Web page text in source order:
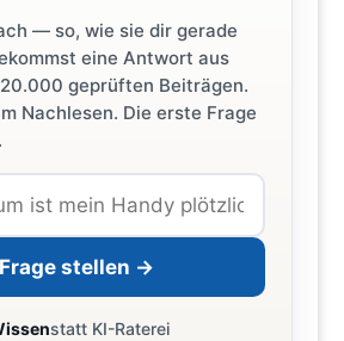
— so, wie sie dir gerade
eine Antwort aus
geprüften Beiträgen.
Nachlesen. Die erste Frage
Frage stellen →
statt KI-Raterei